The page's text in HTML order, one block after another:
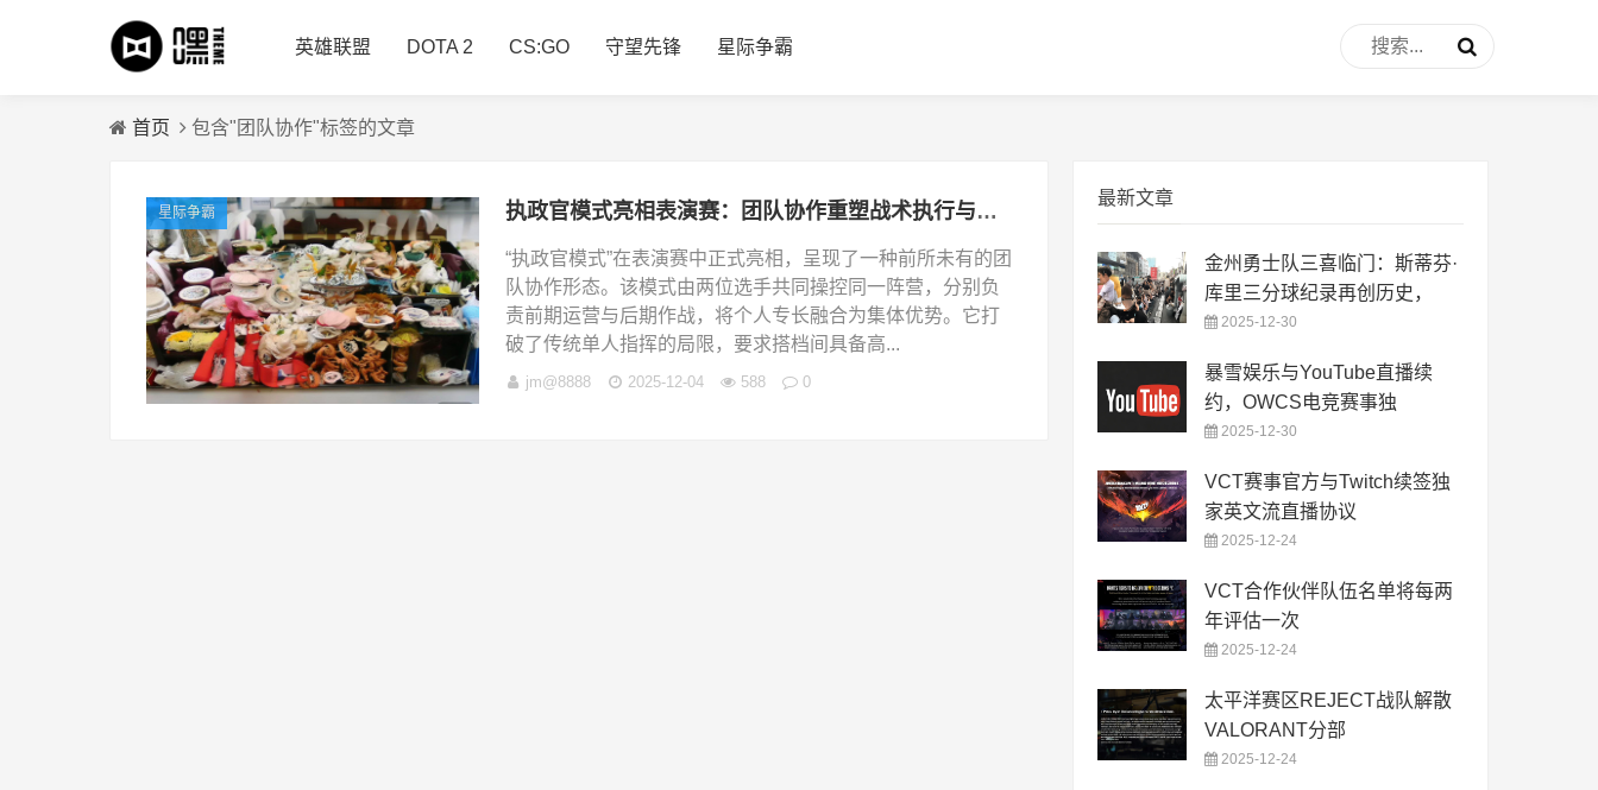
英雄联盟 DOTA 2 CS:GO 守望先锋 星际争霸
首页 包含"团队协作"标签的文章
星际争霸 执政官模式亮相表演赛：团队协作重塑战术执行与竞技形态
“执政官模式”在表演赛中正式亮相，呈现了一种前所未有的团
队协作形态。该模式由两位选手共同操控同一阵营，分别负
责前期运营与后期作战，将个人专长融合为集体优势。它打
破了传统单人指挥的局限，要求搭档间具备高...
jm@8888 2025-12-04 588 0
最新文章
金州勇士队三喜临门：斯蒂芬·
库里三分球纪录再创历史，
2025-12-30
暴雪娱乐与YouTube直播续
约，OWCS电竞赛事独
2025-12-30
VCT赛事官方与Twitch续签独
家英文流直播协议
2025-12-24
VCT合作伙伴队伍名单将每两
年评估一次
2025-12-24
太平洋赛区REJECT战队解散
VALORANT分部
2025-12-24